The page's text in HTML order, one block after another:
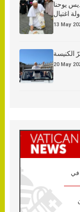
يوحنا
اغتيال
13 May
الكنيسة
20 May
في